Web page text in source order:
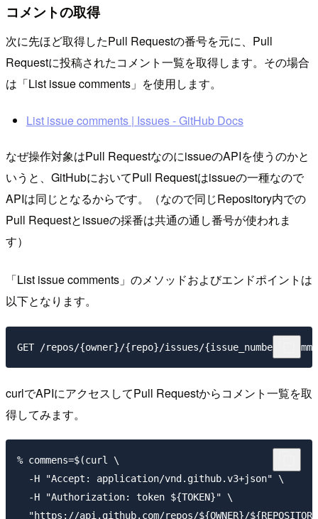
コメントの取得
次に先ほど取得したPull Requestの番号を元に、Pull
Requestに投稿されたコメント一覧を取得します。その場合
は「List issue comments」を使用します。
List issue comments | Issues - GitHub Docs
なぜ操作対象はPull RequestなのにissueのAPIを使うのかと
いうと、GitHubにおいてPull Requestはissueの一種なので
APIは同じとなるからです。（なので同じRepository内での
Pull Requestとissueの採番は共通の通し番号が使われま
す）
「List issue comments」のメソッドおよびエンドポイントは
以下となります。
curlでAPIにアクセスしてPull Requestからコメント一覧を取
得してみます。
% commens=$(curl \
  -H "Accept: application/vnd.github.v3+json" \
  -H "Authorization: token ${TOKEN}" \